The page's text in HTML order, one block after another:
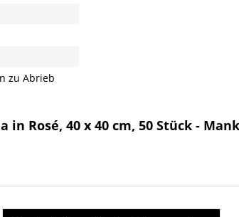
zu Abrieb
Rosé, 40 x 40 cm, 50 Stück -